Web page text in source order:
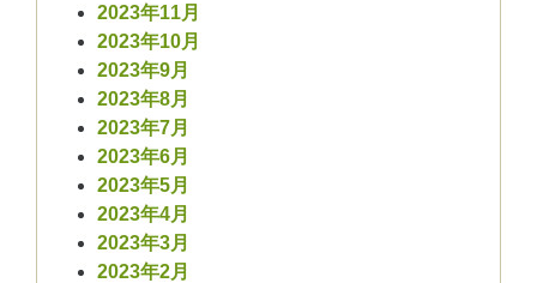
2023年11月
2023年10月
2023年9月
2023年8月
2023年7月
2023年6月
2023年5月
2023年4月
2023年3月
2023年2月